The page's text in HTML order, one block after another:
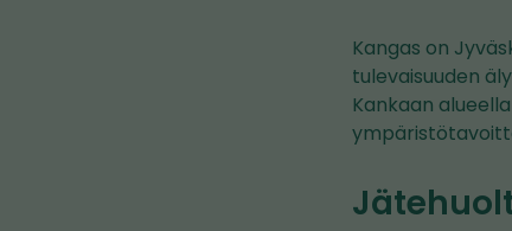
Kangas on
tulevaisuuden
Kankaan